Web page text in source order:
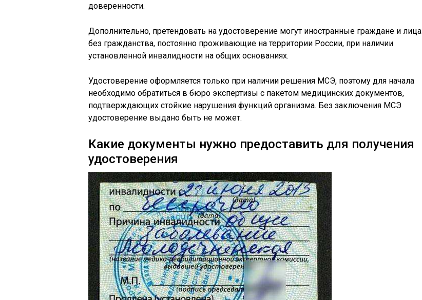
доверенности.
Дополнительно, претендовать на удостоверение могут иностранные граждане и лица
без гражданства, постоянно проживающие на территории России, при наличии
установленной инвалидности на общих основаниях.
Удостоверение оформляется только при наличии решения МСЭ, поэтому для начала
необходимо обратиться в бюро экспертизы с пакетом медицинских документов,
подтверждающих стойкие нарушения функций организма. Без заключения МСЭ
удостоверение выдано быть не может.
Какие документы нужно предоставить для получения
удостоверения